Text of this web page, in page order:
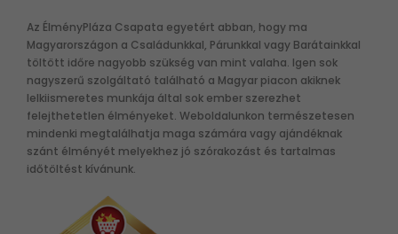
Az ÉlményPláza Csapata egyetért abban, hogy ma
Magyarországon a Családunkkal, Párunkkal vagy Barátainkkal
töltött időre nagyobb szükség van mint valaha. Igen sok
nagyszerű szolgáltató található a Magyar piacon akiknek
lelkiismeretes munkája által sok ember szerezhet
felejthetetlen élményeket. Weboldalunkon természetesen
mindenki megtalálhatja maga számára vagy ajándéknak
szánt élményét melyekhez jó szórakozást és tartalmas
időtöltést kívánunk.